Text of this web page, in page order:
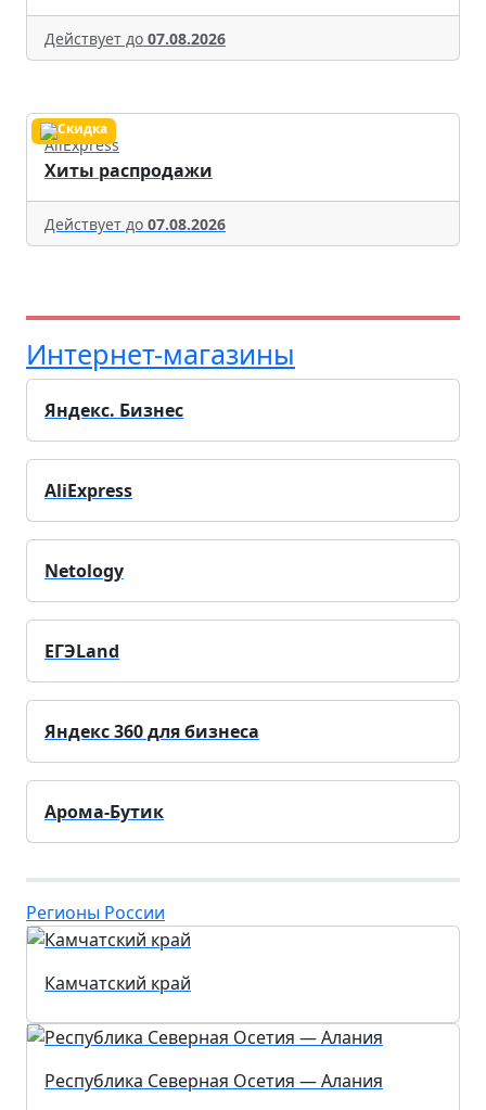
Действует до 07.08.2026
AliExpress
Хиты распродажи
Действует до 07.08.2026
Интернет-магазины
Яндекс. Бизнес
AliExpress
Netology
ЕГЭLand
Яндекс 360 для бизнеса
Арома-Бутик
Регионы России
Камчатский край
Республика Северная Осетия — Алания